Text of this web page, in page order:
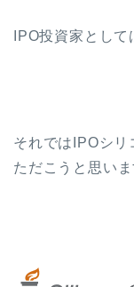
IPO投資家とし
それではIPOシリ
ただこうと思いま